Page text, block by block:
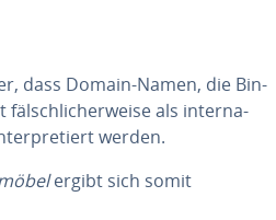
dass Domain-Namen, die Bin­
fälsch­li­cher­wei­se als in­ter­na­
werden.
ergibt sich somit